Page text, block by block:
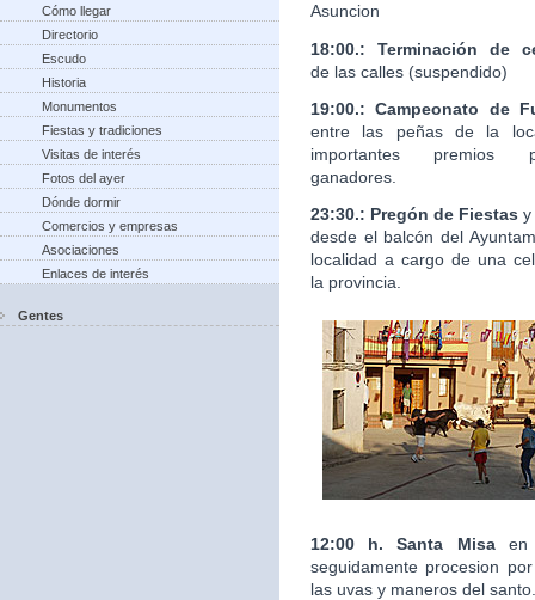
Cómo llegar
Directorio
Escudo
Historia
Monumentos
Fiestas y tradiciones
Visitas de interés
Fotos del ayer
Dónde dormir
Comercios y empresas
Asociaciones
Enlaces de interés
Gentes
Asuncion
18:00.: Terminación de
de las calles (suspendido)
19:00.: Campeonato de
entre las peñas de la
importantes premios
ganadores.
23:30.: Pregón de Fiestas y
desde el balcón del
localidad a cargo de una
la provincia.
12:00 h. Santa Misaen
seguidamente procesion
las uvas y maneros del santo.